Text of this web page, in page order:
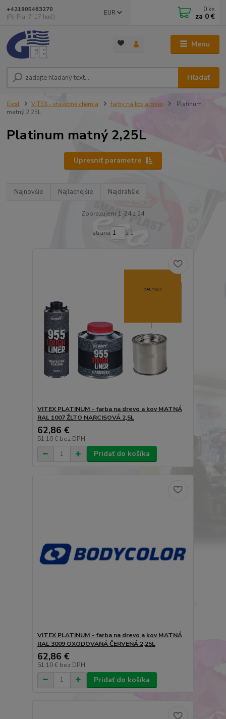
Menu
EUR
Hľadať
+421905463270
(Po-Pia, 7-17 hod.)
0 ks
za 0 €
Úvod VITEX - stavebná chémia farby na kov a drevo
Platinum
matný 2,25L
Platinum matný 2,25L
Upresniť parametre
Najnovšie Najlacnejšie Najdrahšie
Zobrazujem 1-24 z 24
strana z 1
VITEX PLATINUM - farba na drevo a kov MATNÁ
RAL 1007 ŽLTO NARCISOVÁ 2,5L
62,86 €
51,10 € bez DPH
Pridať do košíka
VITEX PLATINUM - farba na drevo a kov MATNÁ
RAL 3009 OXODOVANÁ ČERVENÁ 2,25L
62,86 €
51,10 € bez DPH
Pridať do košíka